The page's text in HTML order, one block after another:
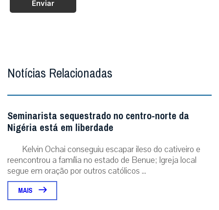
Enviar
Notícias Relacionadas
Seminarista sequestrado no centro-norte da
Nigéria está em liberdade
Kelvin Ochai conseguiu escapar ileso do cativeiro e
reencontrou a família no estado de Benue; Igreja local
segue em oração por outros católicos ...
MAIS